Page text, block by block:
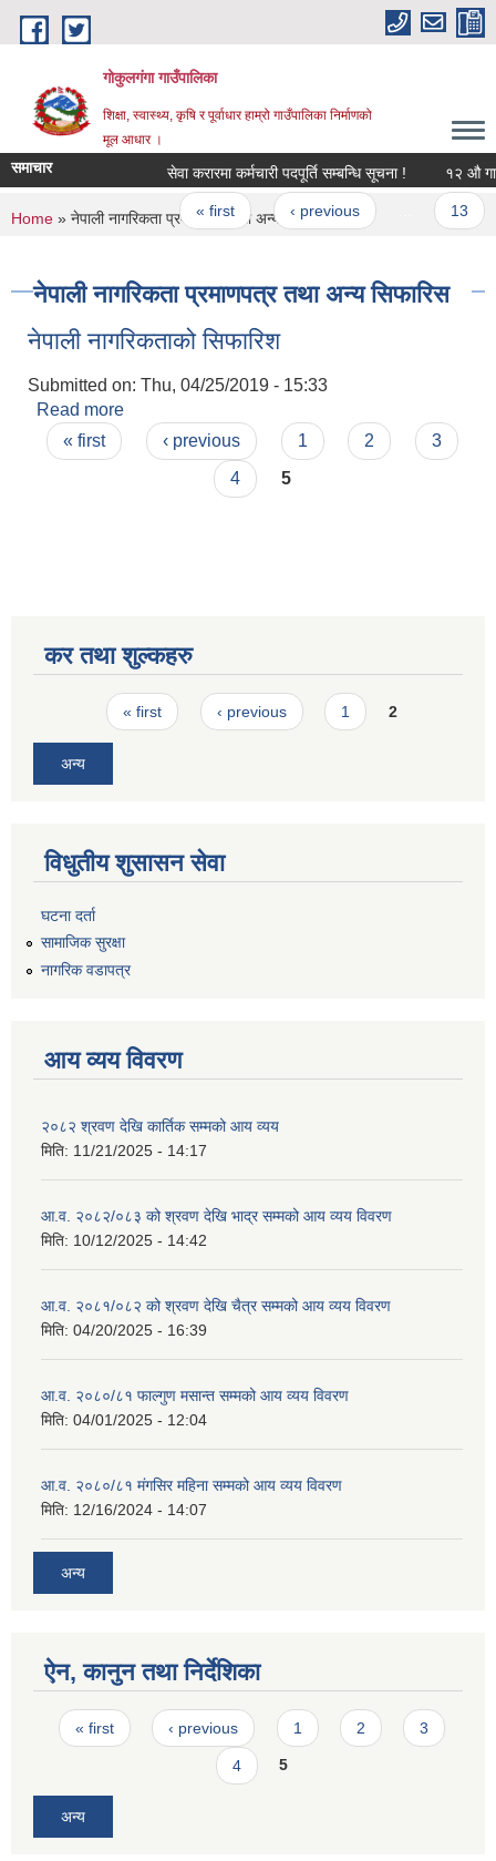
Skip to main content
गोकुलगंगा गाउँपालिका
शिक्षा, स्वास्थ्य, कृषि र पूर्वाधार हाम्रो गाउँपालिका निर्माणको
मूल आधार ।
समाचार सेवा करारमा कर्मचारी पदपूर्ति सम्बन्धि सूचना ! १२ औ
Pages
« first ‹ previous 13
You are here
Home » नेपाली नागरिकता प्रमाणपत्र तथा अन्य सिफारिस
नेपाली नागरिकता प्रमाणपत्र तथा अन्य सिफारिस
नेपाली नागरिकताको सिफारिश
Submitted on: Thu, 04/25/2019 - 15:33
Read more
Pages
« first ‹ previous 1 2
3
4
5
कर तथा शुल्कहरु
Pages« first ‹ previous 1 2
अन्य
विधुतीय शुसासन सेवा
घटना दर्ता
सामाजिक सुरक्षा
नागरिक वडापत्र
आय व्यय विवरण
२०८२ श्रवण देखि कार्तिक सम्मको आय व्यय
मिति: 11/21/2025 - 14:17
आ.व. २०८२/०८३ को श्रवण देखि भाद्र सम्मको आय व्यय विवरण
मिति: 10/12/2025 - 14:42
आ.व. २०८१/०८२ को श्रवण देखि चैत्र सम्मको आय व्यय विवरण
मिति: 04/20/2025 - 16:39
आ.व. २०८०/८१ फाल्गुण मसान्त सम्मको आय व्यय विवरण
मिति: 04/01/2025 - 12:04
आ.व. २०८०/८१ मंगसिर महिना सम्मको आय व्यय विवरण
मिति: 12/16/2024 - 14:07
अन्य
ऐन, कानुन तथा निर्देशिका
Pages
« first ‹ previous 1 2 3
4 5
अन्य